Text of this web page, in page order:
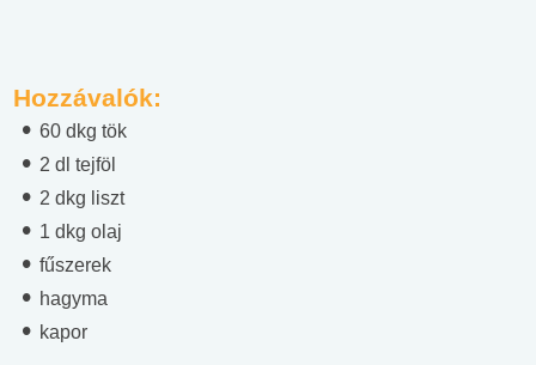
Hozzávalók:
60 dkg tök
2 dl tejföl
2 dkg liszt
1 dkg olaj
fűszerek
hagyma
kapor